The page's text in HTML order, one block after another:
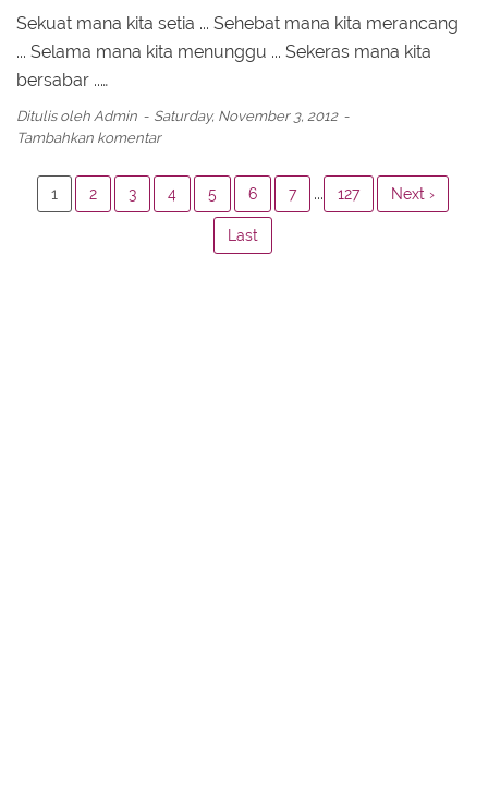
Sekuat mana kita setia ... Sehebat mana kita merancang
... Selama mana kita menunggu ... Sekeras mana kita
bersabar ..…
Ditulis oleh Admin
Saturday, November 3, 2012
Tambahkan komentar
1 2 3 4 5 6 7 ... 127 Next ›
Last